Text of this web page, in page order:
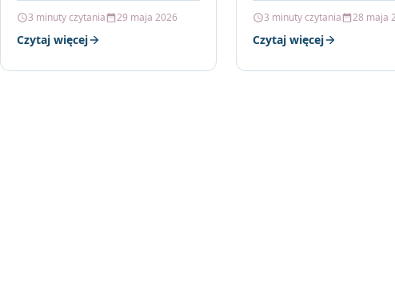
model BUGGY NBLUCK 300 XXL
3 minuty czytania 29 maja 2026
Czytaj więcej
pojazd, który z
3 minuty czytania 28 maja
Czytaj więcej